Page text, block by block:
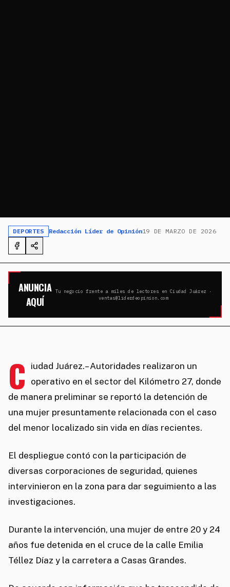
DEPORTES Redacción Líder de Opinión19 DE MARZO DE 2026
ANUNCIA
AQUÍ
Tu negocio frente a miles de lectores en Ciudad Juárez ·
ventas@liderdeopinion.com
C
iudad Juárez.– Autoridades realizaron un
operativo en el sector del Kilómetro 27, donde
de manera preliminar se reportó la detención de
una mujer presuntamente relacionada con el caso
del menor localizado sin vida en días recientes.
El despliegue contó con la participación de
diversas corporaciones de seguridad, quienes
intervinieron en la zona para dar seguimiento a las
investigaciones.
Durante la intervención, una mujer de entre 20 y 24
años fue detenida en el cruce de la calle Emilia
Téllez Díaz y la carretera a Casas Grandes.